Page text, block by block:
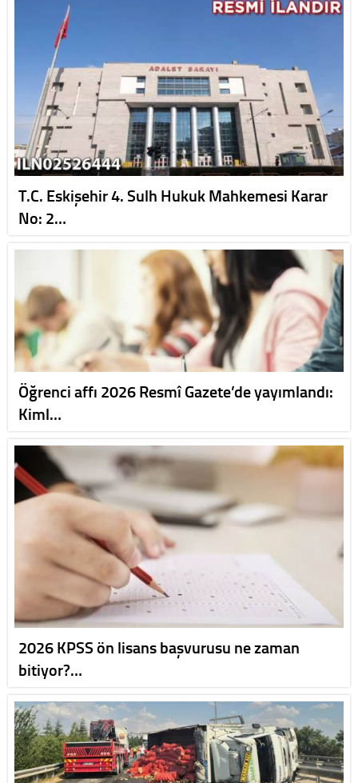
T.C. Eskişehir 4. Sulh Hukuk Mahkemesi Karar
No: 2…
Öğrenci affı 2026 Resmî Gazete’de yayımlandı:
Kiml…
2026 KPSS ön lisans başvurusu ne zaman
bitiyor?…